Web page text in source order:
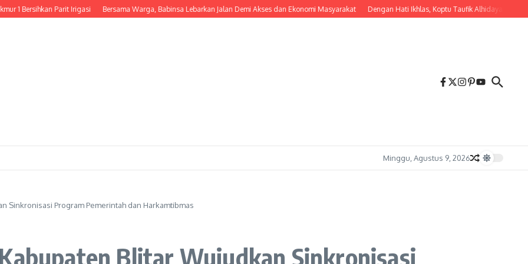
Parit Irigasi Bersama Warga, Babinsa Lebarkan Jalan Demi Akses dan Ekonomi Masyarakat Dengan Hati Ikhlas, Koptu Taufik Alhidayah Gotong
Minggu, Agustus 9, 2026
Sinkronisasi Program Pemerintah dan Harkamtibmas
Blitar Wujudkan Sinkronisasi